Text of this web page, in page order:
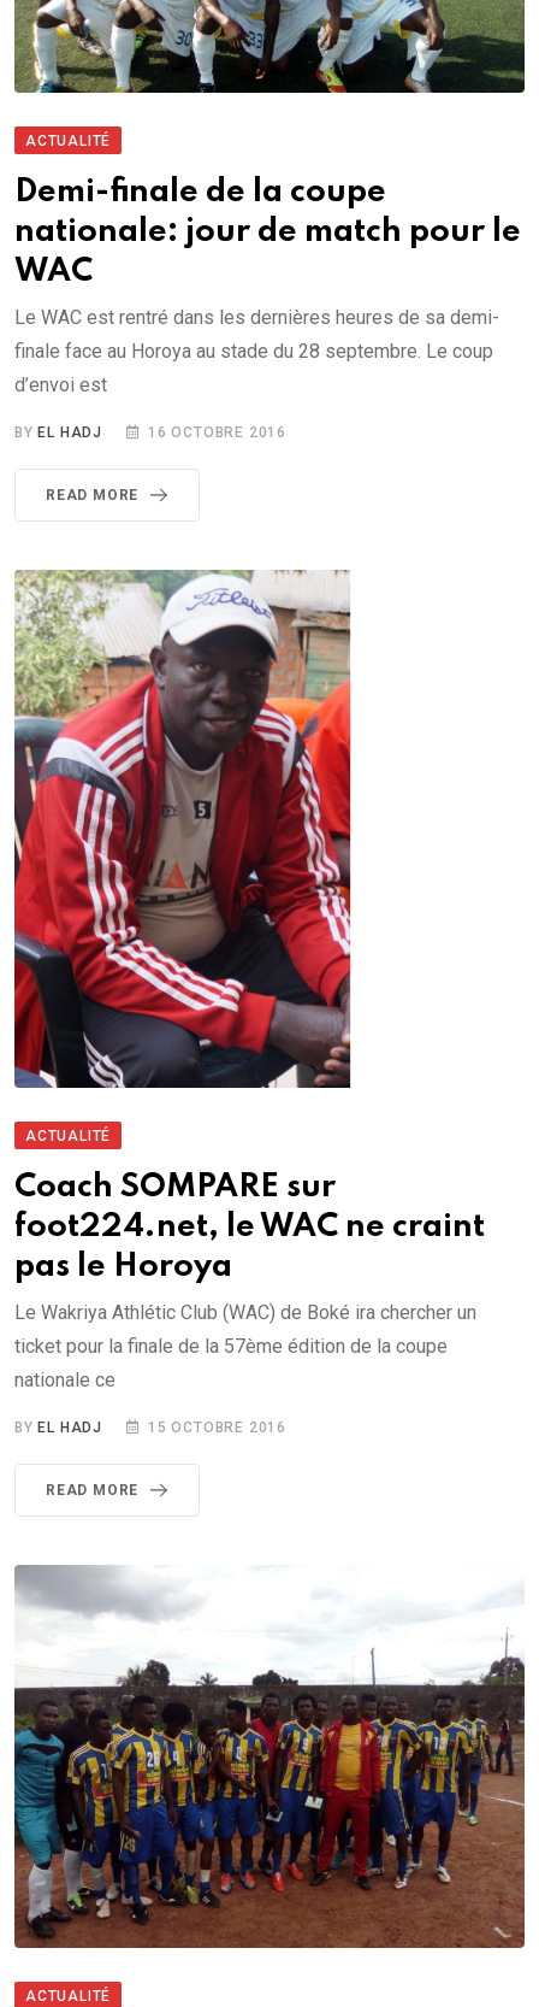
ACTUALITÉ
Demi-finale de la coupe
nationale: jour de match pour le
WAC
Le WAC est rentré dans les dernières heures de sa demi-
finale face au Horoya au stade du 28 septembre. Le coup
d’envoi est
BYEL HADJ 16 OCTOBRE 2016
READ MORE
ACTUALITÉ
Coach SOMPARE sur
foot224.net, le WAC ne craint
pas le Horoya
Le Wakriya Athlétic Club (WAC) de Boké ira chercher un
ticket pour la finale de la 57ème édition de la coupe
nationale ce
BY EL HADJ 15 OCTOBRE 2016
READ MORE
ACTUALITÉ